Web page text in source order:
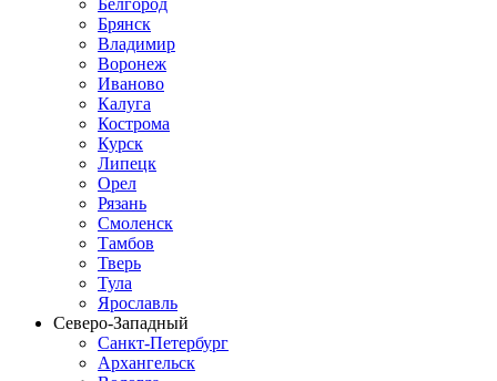
Брянск
Владимир
Воронеж
Иваново
Калуга
Кострома
Курск
Липецк
Орел
Рязань
Смоленск
Тамбов
Тверь
Тула
Ярославль
Северо-Западный
Санкт-Петербург
Архангельск